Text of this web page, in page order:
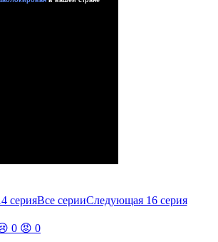
серияВсе серииСледующая 16 серия
0 😡 0